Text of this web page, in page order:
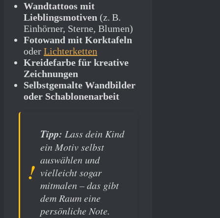
Wandtattoos mit
Lieblingsmotiven (z. B.
Einhörner, Sterne, Blumen)
Fotowand mit Korktafeln
oder Lichterketten
Kreidefarbe für kreative
Zeichnungen
Selbstgemalte Wandbilder
oder Schablonenarbeit
Tipp: Lass dein Kind
ein Motiv selbst
auswählen und
vielleicht sogar
mitmalen – das gibt
dem Raum eine
persönliche Note.